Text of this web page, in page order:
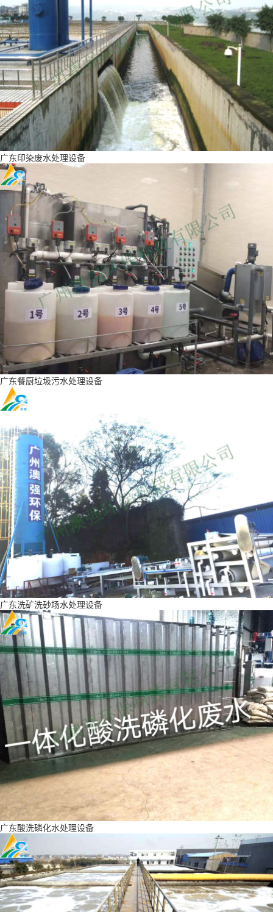
广东印染废水处理设备
广东餐厨垃圾污水处理设备
广东洗矿洗砂场水处理设备
广东酸洗磷化水处理设备